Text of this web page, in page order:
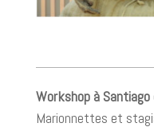
Workshop à Santiago
Marionnettes et